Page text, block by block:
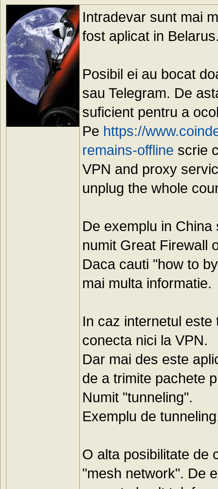
Intradevar sunt mai
fost aplicat in
Posibil ei au bocat
sau Telegram. De
suficient pentru a
Pe https://
remains-offline scrie
VPN and proxy
unplug the whole
De exemplu in
numit Great Firewall
Daca cauti "how to
mai multa informatie.
In caz internetul este
conecta nici la VPN.
Dar mai des este
de a trimite pachete
Numit "tunneling".
Exemplu de
O alta posibilitate de
"mesh network". De